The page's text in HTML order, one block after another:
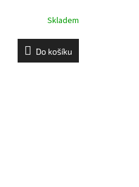
Skladem
Do košíku